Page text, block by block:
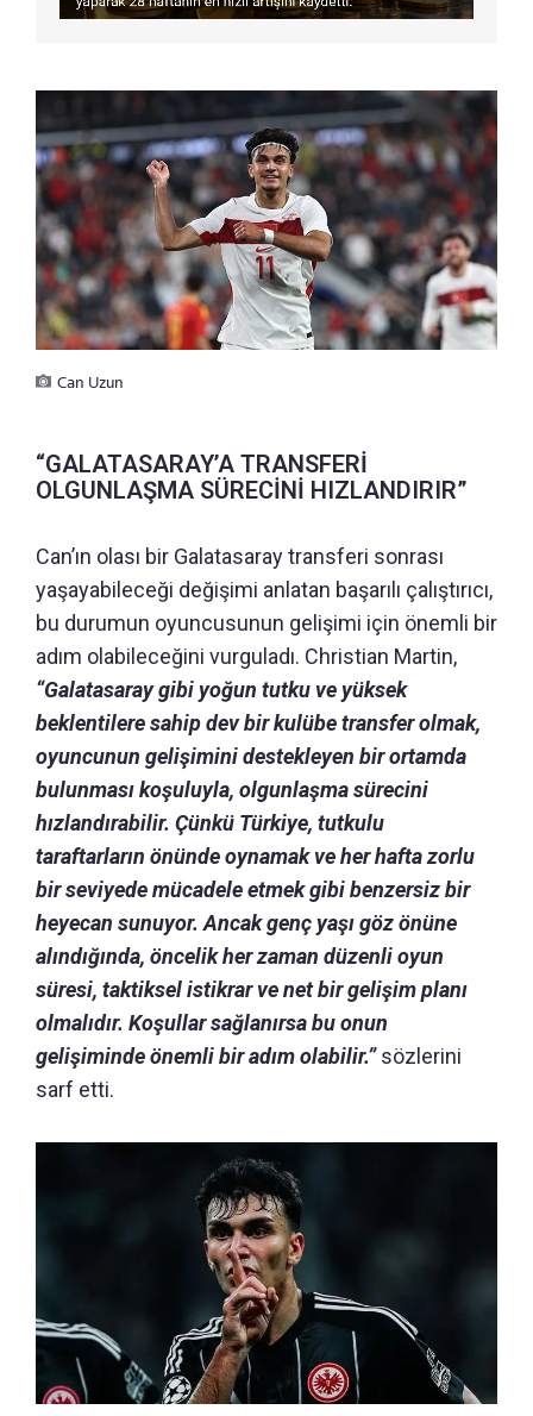
Can Uzun
“GALATASARAY’A TRANSFERİ
OLGUNLAŞMA SÜRECİNİ HIZLANDIRIR”
Can’ın olası bir Galatasaray transferi sonrası
yaşayabileceği değişimi anlatan başarılı çalıştırıcı,
bu durumun oyuncusunun gelişimi için önemli bir
adım olabileceğini vurguladı. Christian Martin,
“Galatasaray gibi yoğun tutku ve yüksek
beklentilere sahip dev bir kulübe transfer olmak,
oyuncunun gelişimini destekleyen bir ortamda
bulunması koşuluyla, olgunlaşma sürecini
hızlandırabilir. Çünkü Türkiye, tutkulu
taraftarların önünde oynamak ve her hafta zorlu
bir seviyede mücadele etmek gibi benzersiz bir
heyecan sunuyor. Ancak genç yaşı göz önüne
alındığında, öncelik her zaman düzenli oyun
süresi, taktiksel istikrar ve net bir gelişim planı
olmalıdır. Koşullar sağlanırsa bu onun
gelişiminde önemli bir adım olabilir.”sözlerini
sarf etti.